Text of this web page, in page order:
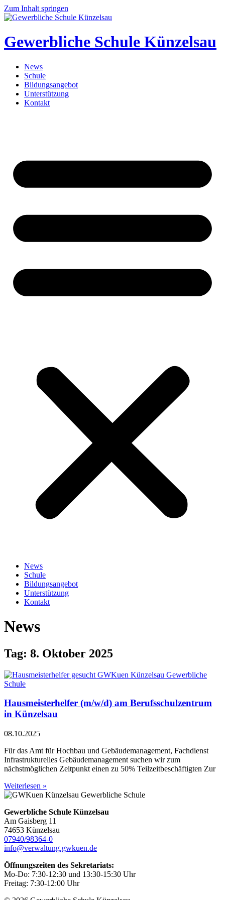
Zum Inhalt springen
Gewerbliche Schule Künzelsau
News
Schule
Bildungsangebot
Unterstützung
Kontakt
News
Schule
Bildungsangebot
Unterstützung
Kontakt
News
Tag: 8. Oktober 2025
Hausmeisterhelfer (m/w/d) am Berufsschulzentrum
in Künzelsau
08.10.2025
Für das Amt für Hochbau und Gebäudemanagement, Fachdienst
Infrastrukturelles Gebäudemanagement suchen wir zum
nächstmöglichen Zeitpunkt einen zu 50% Teilzeitbeschäftigten Zur
Weiterlesen »
Gewerbliche Schule Künzelsau
Am Gaisberg 11
74653 Künzelsau
07940/98364-0
info@verwaltung.gwkuen.de
Öffnungszeiten des Sekretariats:
Mo-Do: 7:30-12:30 und 13:30-15:30 Uhr
Freitag: 7:30-12:00 Uhr